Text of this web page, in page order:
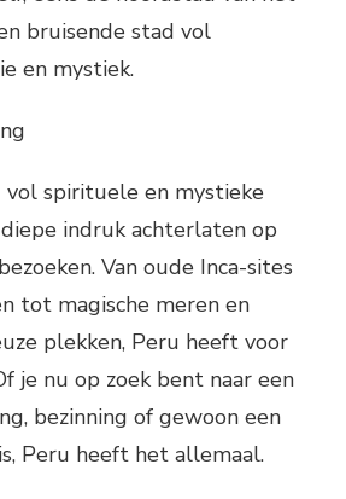
bruisende stad vol
en mystiek.
vol spirituele en mystieke
indruk achterlaten op
Van oude Inca-sites
tot magische meren en
plekken, Peru heeft voor
je nu op zoek bent naar een
bezinning of gewoon een
Peru heeft het allemaal.